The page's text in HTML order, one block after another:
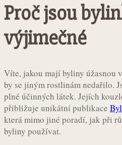
Proč jsou
výjimečné
Víte, jakou mají byliny úžasnou
by se jiným rostlinám nedařilo.
plné účinných látek. Jejích
přibližuje unikátní publikace
která mimo jiné poradí, jak při
byliny používat.